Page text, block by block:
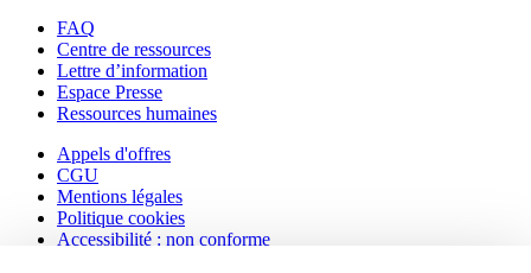
FAQ
Centre de ressources
Lettre d’information
Espace Presse
Ressources humaines
Appels d'offres
CGU
Mentions légales
Politique cookies
Accessibilité : non conforme